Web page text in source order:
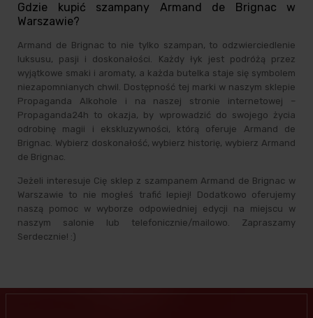
Gdzie kupić szampany Armand de Brignac w
Warszawie?
Armand de Brignac to nie tylko szampan, to odzwierciedlenie
luksusu, pasji i doskonałości. Każdy łyk jest podróżą przez
wyjątkowe smaki i aromaty, a każda butelka staje się symbolem
niezapomnianych chwil. Dostępność tej marki w naszym sklepie
Propaganda Alkohole i na naszej stronie internetowej –
Propaganda24h to okazja, by wprowadzić do swojego życia
odrobinę magii i ekskluzywności, którą oferuje Armand de
Brignac. Wybierz doskonałość, wybierz historię, wybierz Armand
de Brignac.
Jeżeli interesuje Cię sklep z szampanem Armand de Brignac w
Warszawie to nie mogłeś trafić lepiej! Dodatkowo oferujemy
naszą pomoc w wyborze odpowiedniej edycji na miejscu w
naszym salonie lub telefonicznie/mailowo. Zapraszamy
Serdecznie! :)